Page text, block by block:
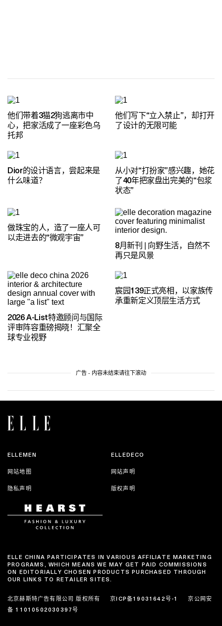
他们带着3猫2狗逃离市中
心，把家活成了一座彩色乌
托邦
他们写下“立入禁止”，却打开
了设计的无限可能
Dior的设计语言，尝起来是
什么味道？
从小对“打扮家”感兴趣，她花
了40年把家盘出完美的“包浆
状态”
做珠宝的人，造了一座人可
以走进去的“微观宇宙”
8月新刊 | 向野生活，自然不
再只是风景
2026 A-List特邀顾问与国际
评审阵容重磅揭晓！汇聚全
球专业视野
宸园139正式亮相，以家族传
承重新定义顶层生活方式
广告 - 内容未结束请往下滚动
ELLEMEN ELLEDECO
网站地图 网站声明
隐私声明 版权声明
ELLE CHINA PARTICIPATES IN VARIOUS AFFILIATE MARKETING
PROGRAMS, WHICH MEANS WE MAY GET PAID COMMISSIONS
ON EDITORIALLY CHOSEN PRODUCTS PURCHASED THROUGH
OUR LINKS TO RETAILER SITES.
北京赫斯特广告有限公司 版权所有 京ICP备19031642号-1
京公网安
备 11010502030397号